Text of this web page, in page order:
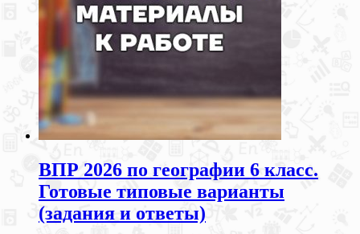
ВПР 2026 по географии 6 класс.
Готовые типовые варианты
(задания и ответы)